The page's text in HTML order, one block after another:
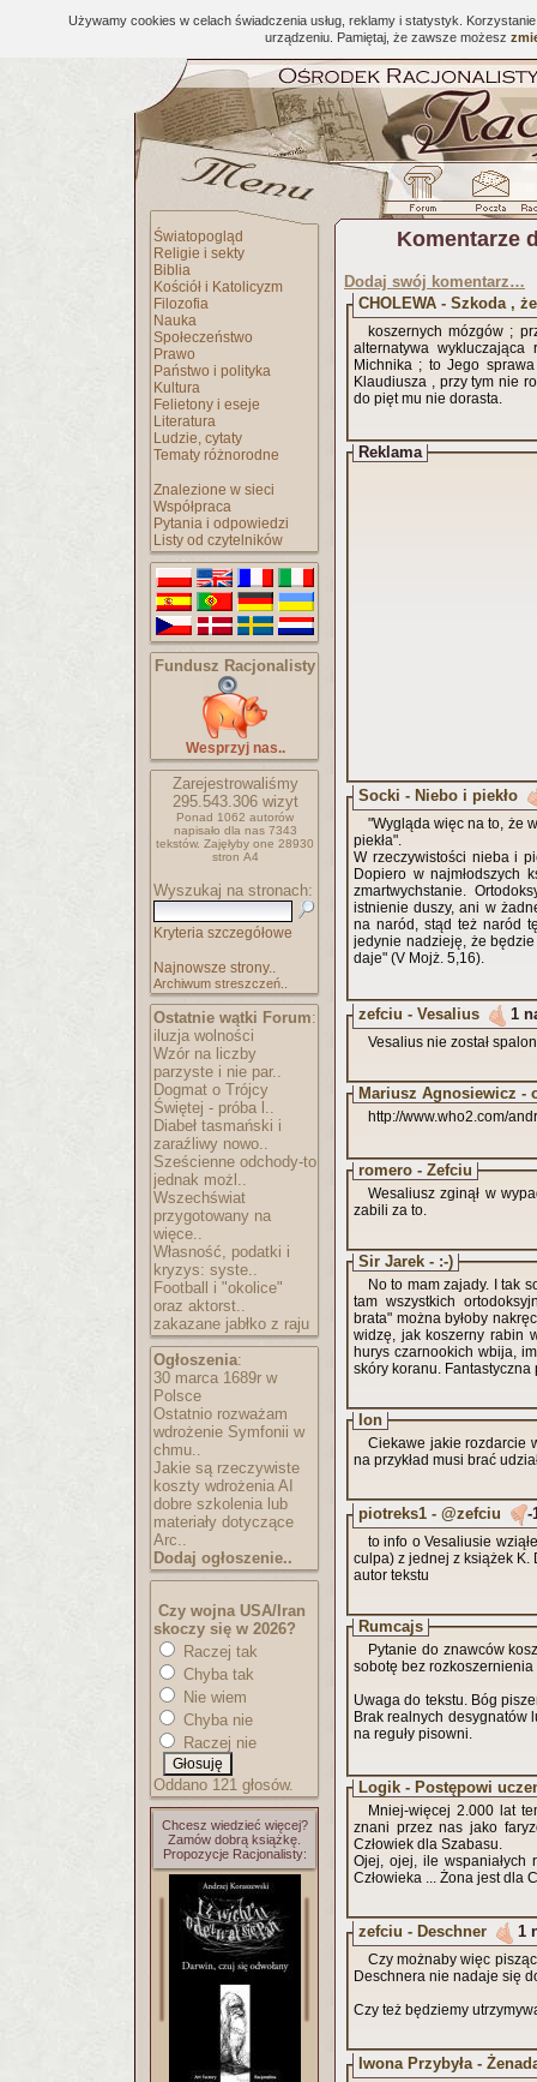
Używamy cookies w celach świadczenia usług, reklamy i statystyk.
urządzeniu. Pamiętaj, że zawsze możesz
Światopogląd
Religie i sekty
Biblia
Kościół i Katolicyzm
Filozofia
Nauka
Społeczeństwo
Prawo
Państwo i polityka
Kultura
Felietony i eseje
Literatura
Ludzie, cytaty
Tematy różnorodne
Znalezione w sieci
Współpraca
Pytania i odpowiedzi
Listy od czytelników
Fundusz Racjonalisty
Wesprzyj nas..
Zarejestrowaliśmy
295.543.306wizyt
Ponad 1062 autorów
napisało dla nas 7343
tekstów. Zajęłyby one 28930
stron A4
Wyszukaj na stronach:
Kryteria szczegółowe
Najnowsze strony..
Archiwum streszczeń..
Ostatnie wątki Forum:
iluzja wolności
Wzór na liczby
parzyste i nie par..
Dogmat o Trójcy
Świętej - próba l..
Diabeł tasmański i
zaraźliwy nowo..
Sześcienne odchody-to
jednak możl..
Wszechświat
przygotowany na
więce..
Własność, podatki i
kryzys: syste..
Football i "okolice"
oraz aktorst..
zakazane jabłko z raju
Ogłoszenia:
30 marca 1689r w
Polsce
Ostatnio rozważam
wdrożenie Symfonii w
chmu..
Jakie są rzeczywiste
koszty wdrożenia AI
dobre szkolenia lub
materiały dotyczące
Arc..
Dodaj ogłoszenie..
Czy wojna USA/Iran
skoczy się w 2026?
Raczej tak
Chyba tak
Nie wiem
Chyba nie
Raczej nie
Oddano 121 głosów.
Chcesz wiedzieć więcej?
Zamów dobrą książkę.
Propozycje Racjonalisty:
Komentarze
Dodaj swój komentarz…
CHOLEWA - Szkoda ,
koszernych mózgów ;
alternatywa
Michnika ; to Jego
Klaudiusza , przy tym nie
do pięt mu nie dorasta.
Reklama
Socki - Niebo i piekło
"Wygląda więc na to, że
piekła".
W rzeczywistości nieba i
Dopiero w najmłodszych
zmartwychstanie.
istnienie duszy, ani w
na naród, stąd też naród
jedynie nadzieję, że
daje" (V Mojż. 5,16).
zefciu - Vesalius 1
Vesalius nie został
Mariusz Agnosiewicz -
http://www.who2.com/
romero - Zefciu
Wesaliusz zginął w
zabili za to.
Sir Jarek - :-)
No to mam zajady. I tak
tam wszystkich
brata" można byłoby
widzę, jak koszerny rabin
hurys czarnookich wbija,
skóry koranu.
Ion
Ciekawe jakie rozdarcie
na przykład musi brać
piotreks1 - @zefciu -
to info o Vesaliusie
culpa) z jednej z książek K.
autor tekstu
Rumcajs
Pytanie do znawców
sobotę bez
Uwaga do tekstu. Bóg
Brak realnych desygnatów
na reguły pisowni.
Logik - Postępowi
Mniej-więcej 2.000 lat
znani przez nas jako
Człowiek dla Szabasu.
Ojej, ojej, ile wspaniałych
Człowieka ... Żona jest dla
zefciu - Deschner 1
Czy możnaby więc
Deschnera nie nadaje się
Czy też będziemy
Iwona Przybyła -